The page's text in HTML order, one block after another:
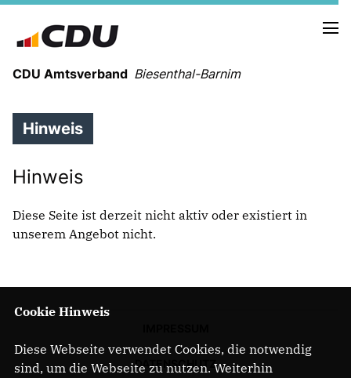
CDU Amtsverband Biesenthal-Barnim
Wahlprogramm der CDU Biesenthal
VORSTAND
UNSERE MANDATSTRÄGER IN BIESENTHAL
MITGLIEDER IM KREISVORSTAND
Hinweis
Hinweis
Diese Seite ist derzeit nicht aktiv oder existiert in
unserem Angebot nicht.
DATENSCHUTZ
Cookie Hinweis
Diese Webseite verwendet Cookies, die notwendig
sind, um die Webseite zu nutzen. Weiterhin